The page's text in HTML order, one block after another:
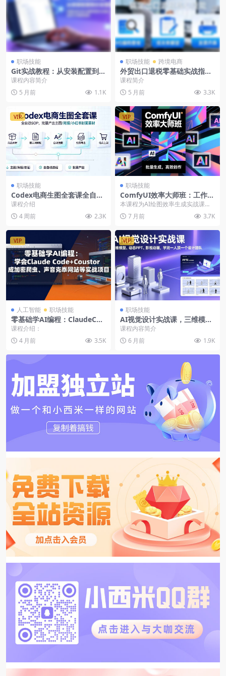
职场技能
Git实战教程：从安装配置到分
支管理，掌握实际开发中最常
乱
课程内容简介
5 月前
1.1K
职场技能 跨境电商
外贸出口退税零基础实战指
南：公司注册+HS编码查询
课程简介
5 月前
3.3K
VIP
职场技能
Codex电商生图全套课全自动
SOP，批量产出主图/海报/小
红书封面素材（飞书文档）
课程介绍
4 周前
2.3K
VIP
职场技能
ComfyUI效率大师班：工作流
搭建，批量生成，将个人AI出
图效率提升5-10倍，月接单收
入1-3万
本课程为AI绘图效率生成实战课，
聚焦于ComfyUI这一高端工作流工
具的系统教学...
7 月前 3.7K
VIP
人工智能 职场技能
零基础学AI编程：ClaudeCod
e+Cursor从入门到精通的智能
编程全流程实操
课程介绍：
4 月前
3.5K
VIP
职场技能
AI视觉设计实战课，三维模
型、动态PPT、影视动画，学
完一人顶一个设计团队
课程内容简介
6 月前
1.9K